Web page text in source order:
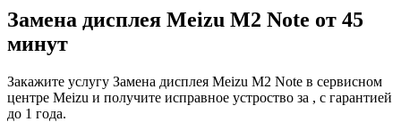
Замена дисплея Meizu M2 Note от 45
минут
Закажите услугу Замена дисплея Meizu M2 Note в сервисном
центре Meizu и получите исправное устроство за , с гарантией
до 1 года.